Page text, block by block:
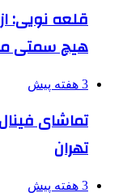
قلعه نویی:
هیچ سمتی
3 هفته پیش
تماشای
تهران
3 هفته پیش